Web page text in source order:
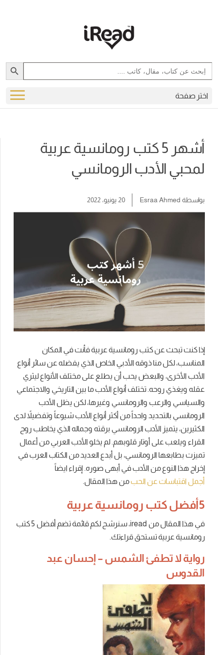
Search
for:
Search Button
اختر صفحة
أشهر 5 كتب رومانسية عربية
لمحبي الأدب الرومانسي
بواسطة Esraa Ahmed 20 يونيو، 2022
إذا كنت تبحث عن كتب رومانسية عربية فأنت في المكان
المناسب، لكل منا ذوقه الأدبي الخاص الذي يفضله عن سائر أنواع
الأدب الأخرى، والبعض يحب أن يطلع على مختلف الأنواع ليثري
عقله ويغذي روحه. تختلف أنواع الأدب ما بين التاريخي والاجتماعي
والسياسي والرعب والرومانسي وغيرها، لكن يظل الأدب
الرومانسي بالتحديد واحداً من أكثر أنواع الأدب شيوعاً وتفضيلاً لدى
الكثيرين، يتميز الأدب الرومانسي برقته وجماله الذي يخاطب روح
القراء ويلعب على أوتار قلوبهم.لم يخلو الأدب العربي من أعمال
تميزت بطابعها الرومانسي، بل أبدع العديد من الكتاب العرب في
إخراج هذا النوع من الأدب في أبهى صوره. إقراء ايضاً
أجمل اقتباسات عن الحبمن هذا المقال.
5 أفضل كتب رومانسية عربية
في هذا المقال من iread، سنرشح لكم قائمة تضم أفضل 5
كتب
رومانسية عربيةتستحق قراءتك.
رواية لا تطفئ الشمس – إحسان عبد
القدوس